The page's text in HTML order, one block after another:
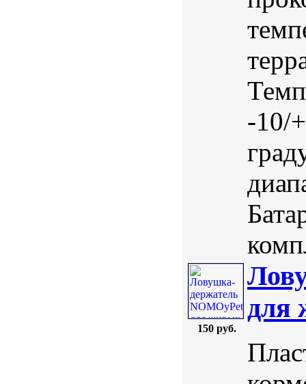
-10/
150 руб.
для